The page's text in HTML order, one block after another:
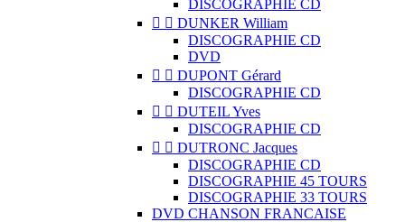
DISCOGRAPHIE CD
  DUNKER William
DISCOGRAPHIE CD
DVD
  DUPONT Gérard
DISCOGRAPHIE CD
  DUTEIL Yves
DISCOGRAPHIE CD
  DUTRONC Jacques
DISCOGRAPHIE CD
DISCOGRAPHIE 45 TOURS
DISCOGRAPHIE 33 TOURS
DVD CHANSON FRANCAISE